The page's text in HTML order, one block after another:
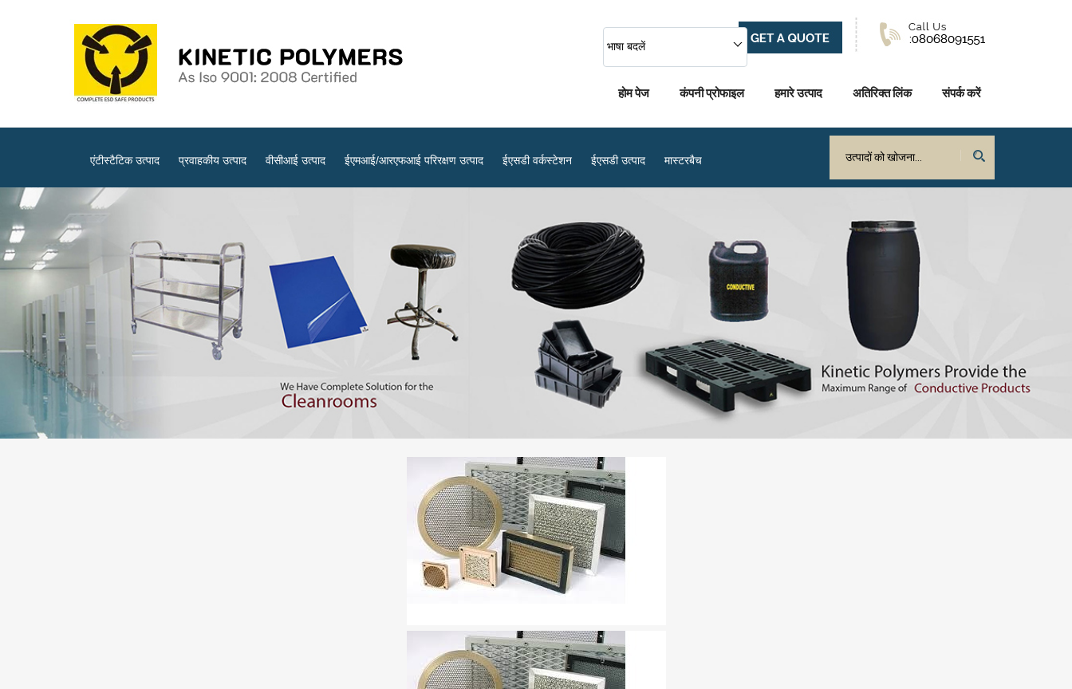
भाषा बदलें
होम पेज कंपनी प्रोफाइल हमारे उत्पाद अतिरिक्त लिंक संपर्क करें
एंटीस्टैटिक उत्पाद प्रवाहकीय उत्पाद वीसीआई उत्पाद ईएमआई/आरएफआई परिरक्षण उत्पाद ईएसडी वर्कस्टेशन ईएसडी उत्पाद मास्टरबैच
साफ़ कमरे के उत्पाद
स्थैतिकरोधी पहनने योग्य विरोधी स्थैतिक जूते एंटीस्टैटिक स्प्रे ईएसडी फिंगर कॉट्स विरोधी स्थैतिक औद्योगिक टेप
प्रवाहकीय ट्रेलरों और ट्रॉलियों एंटीस्टैटिक वर्क स्टेशन गास्केट उत्पाद